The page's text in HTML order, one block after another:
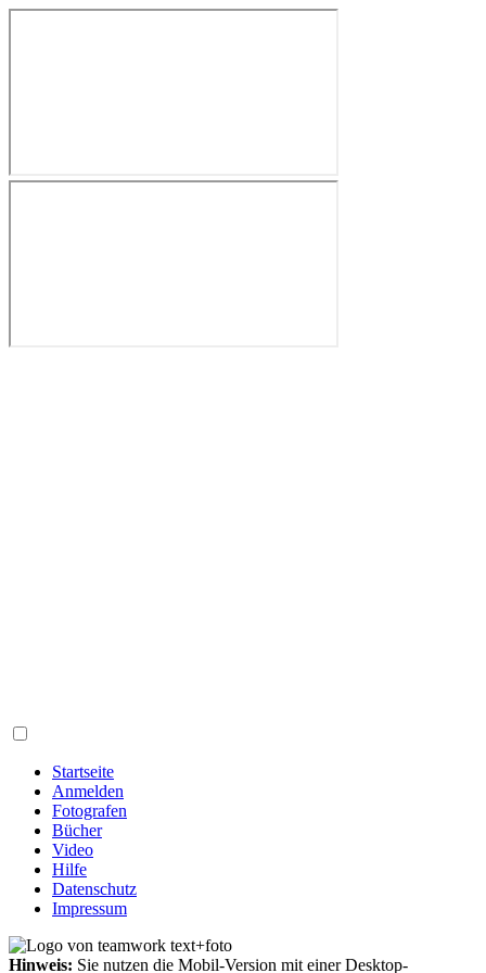
Startseite
Anmelden
Fotografen
Bücher
Video
Hilfe
Datenschutz
Impressum
Hinweis: Sie nutzen die Mobil-Version mit einer Desktop-